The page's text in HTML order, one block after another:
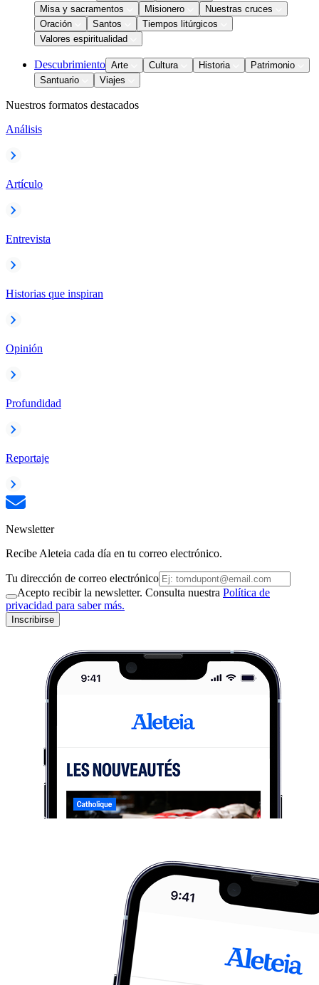
Misa y sacramentos
Misionero
Nuestras cruces
Oración
Santos
Tiempos litúrgicos
Valores espiritualidad
Descubrimiento Arte Cultura Historia
Patrimonio
Santuario
Viajes
Nuestros formatos destacados
Análisis
Artículo
Entrevista
Historias que inspiran
Opinión
Profundidad
Reportaje
Newsletter
Recibe Aleteia cada día en tu correo electrónico.
Tu dirección de correo electrónico
Acepto recibir la newsletter. Consulta nuestra Política de
privacidad para saber más.
Inscribirse